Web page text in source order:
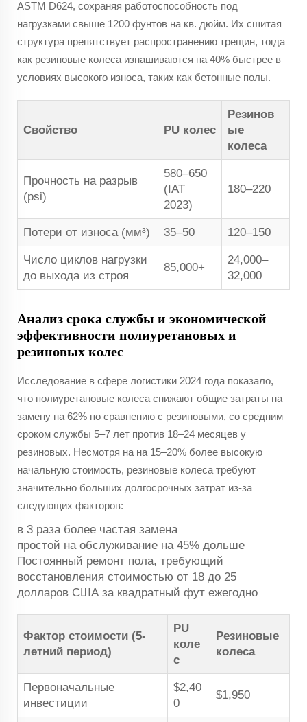
ASTM D624, сохраняя работоспособность под
нагрузками свыше 1200 фунтов на кв. дюйм. Их сшитая
структура препятствует распространению трещин, тогда
как резиновые колеса изнашиваются на 40% быстрее в
условиях высокого износа, таких как бетонные полы.
Свойство PU колес
Резинов
ые
колеса
Прочность на разрыв
(psi)
580–650
(IAT
2023)
180–220
Потери от износа (мм³) 35–50 120–150
Число циклов нагрузки
до выхода из строя
85,000+
24,000–
32,000
Анализ срока службы и экономической
эффективности полиуретановых и
резиновых колес
Исследование в сфере логистики 2024 года показало,
что полиуретановые колеса снижают общие затраты на
замену на 62% по сравнению с резиновыми, со средним
сроком службы 5–7 лет против 18–24 месяцев у
резиновых. Несмотря на на 15–20% более высокую
начальную стоимость, резиновые колеса требуют
значительно больших долгосрочных затрат из-за
следующих факторов:
в 3 раза более частая замена
простой на обслуживание на 45% дольше
Постоянный ремонт пола, требующий
восстановления стоимостью от 18 до 25
долларов США за квадратный фут ежегодно
Фактор стоимости (5-
летний период)
PU
коле
с
Резиновые
колеса
Первоначальные
инвестиции
$2,40
0
$1,950